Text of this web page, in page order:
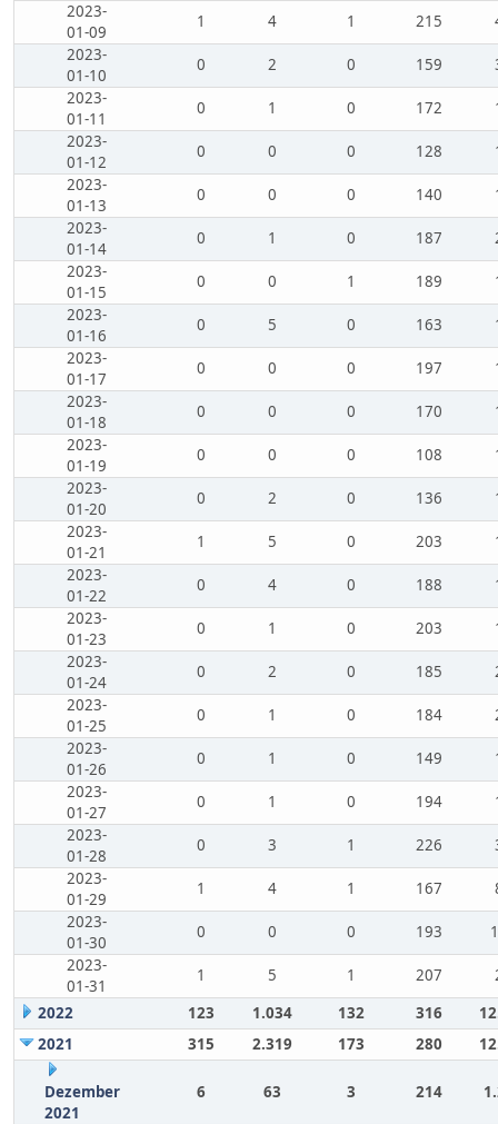
2023-
01-09
1 4 1 215
2023-
01-10
0 2 0 159
2023-
01-11
0 1 0 172
2023-
01-12
0 0 0 128
2023-
01-13
0 0 0 140
2023-
01-14
0 1 0 187
2023-
01-15
0 0 1 189
2023-
01-16
0 5 0 163
2023-
01-17
0 0 0 197
2023-
01-18
0 0 0 170
2023-
01-19
0 0 0 108
2023-
01-20
0 2 0 136
2023-
01-21
1 5 0 203
2023-
01-22
0 4 0 188
2023-
01-23
0 1 0 203
2023-
01-24
0 2 0 185
2023-
01-25
0 1 0 184
2023-
01-26
0 1 0 149
2023-
01-27
0 1 0 194
2023-
01-28
0 3 1 226
2023-
01-29
1 4 1 167
2023-
01-30
0 0 0 193
2023-
01-31
1 5 1 207
2022
123 1.034 132 316
2021
315 2.319 173 280
Dezember
2021
6 63 3 214